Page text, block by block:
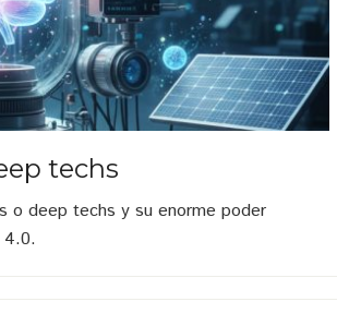
techs
o deep techs y su enorme poder
4.0.